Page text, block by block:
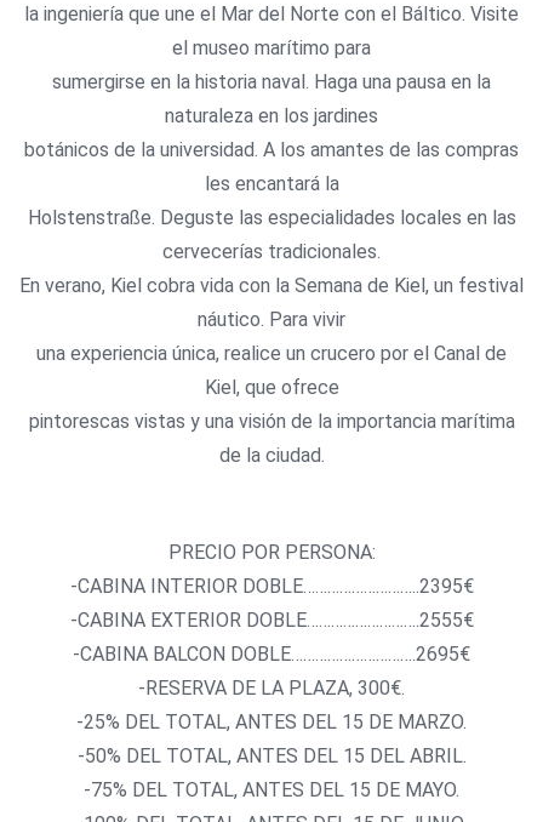
la ingeniería que une el Mar del Norte con el Báltico. Visite
el museo marítimo para
sumergirse en la historia naval. Haga una pausa en la
naturaleza en los jardines
botánicos de la universidad. A los amantes de las compras
les encantará la
Holstenstraße. Deguste las especialidades locales en las
cervecerías tradicionales.
En verano, Kiel cobra vida con la Semana de Kiel, un festival
náutico. Para vivir
una experiencia única, realice un crucero por el Canal de
Kiel, que ofrece
pintorescas vistas y una visión de la importancia marítima
de la ciudad.
PRECIO POR PERSONA:
-CABINA INTERIOR DOBLE………………………..2395€
-CABINA EXTERIOR DOBLE……………………….2555€
-CABINA BALCON DOBLE………………………….2695€
-RESERVA DE LA PLAZA, 300€.
-25% DEL TOTAL, ANTES DEL 15 DE MARZO.
-50% DEL TOTAL, ANTES DEL 15 DEL ABRIL.
-75% DEL TOTAL, ANTES DEL 15 DE MAYO.